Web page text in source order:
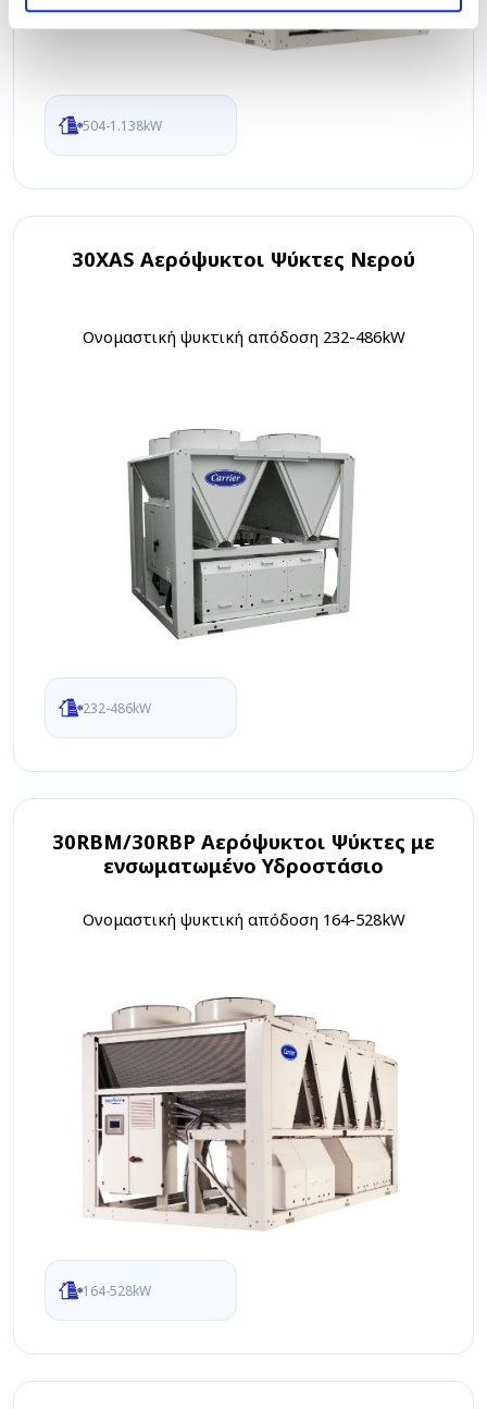
504-1.138kW
30XAS Αερόψυκτοι Ψύκτες Νερού
Ονομαστική ψυκτική απόδοση 232-486kW
232-486kW
30RBM/30RBP Αερόψυκτοι Ψύκτες με
ενσωματωμένο Υδροστάσιο
Ονομαστική ψυκτική απόδοση 164-528kW
164-528kW